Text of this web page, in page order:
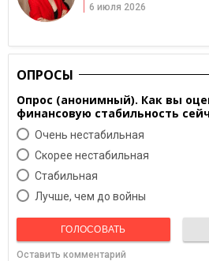
6 июля 2026
ОПРОСЫ
Опрос (анонимный). Как вы
финансовую стабильность
Очень нестабильная
Скорее нестабильная
Cтабильная
Лучше, чем до войны
ГОЛОСОВАТЬ
Оставить комментарий